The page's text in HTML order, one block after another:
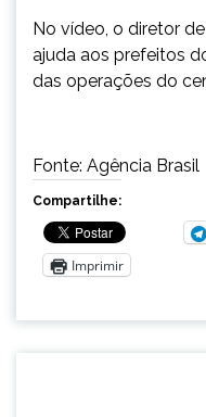
No vídeo, o diretor
ajuda aos prefeitos
das operações do
Fonte: Agência Brasil
Compartilhe:
Imprimir